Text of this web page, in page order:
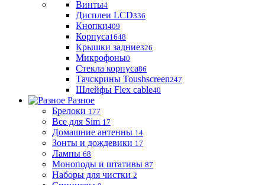
Винты4
Дисплеи LCD336
Кнопки409
Корпуса1648
Крышки задние326
Микрофоны0
Стекла корпуса86
Тачскрины Toushscreen247
Шлейфы Flex cable40
Разное
Брелоки 177
Все для Sim 17
Домашние антенны 14
Зонты и дождевики 17
Лампы 68
Моноподы и штативы 87
Наборы для чистки 2